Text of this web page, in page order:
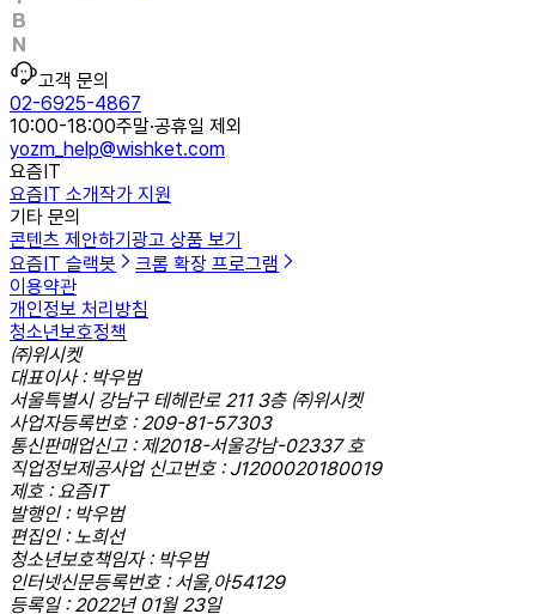
고객 문의
02-6925-4867
10:00-18:00주말·공휴일 제외
yozm_help@wishket.com
요즘IT
요즘IT 소개작가 지원
기타 문의
콘텐츠 제안하기광고 상품 보기
요즘IT 슬랙봇
크롬 확장 프로그램
이용약관
개인정보 처리방침
청소년보호정책
㈜위시켓
대표이사 : 박우범
서울특별시 강남구 테헤란로 211 3층 ㈜위시켓
사업자등록번호 : 209-81-57303
통신판매업신고 : 제2018-서울강남-02337 호
직업정보제공사업 신고번호 : J1200020180019
제호 : 요즘IT
발행인 : 박우범
편집인 : 노희선
청소년보호책임자 : 박우범
인터넷신문등록번호 : 서울,아54129
등록일 : 2022년 01월 23일